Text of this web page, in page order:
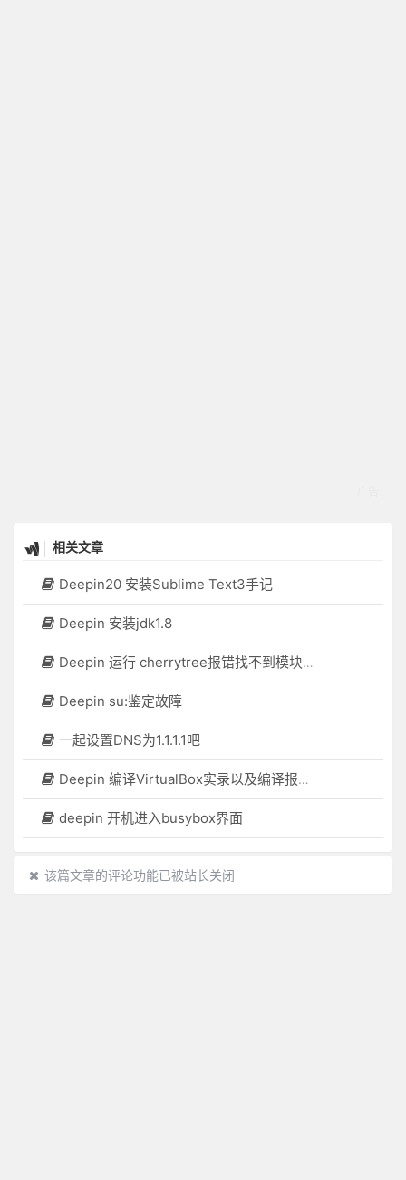
相关文章
Deepin20 安装Sublime Text3手记
Deepin 安装jdk1.8
Deepin 运行 cherrytree报错找不到模块gtksourceview2
Deepin su:鉴定故障
一起设置DNS为1.1.1.1吧
Deepin 编译VirtualBox实录以及编译报错解决
deepin 开机进入busybox界面
该篇文章的评论功能已被站长关闭